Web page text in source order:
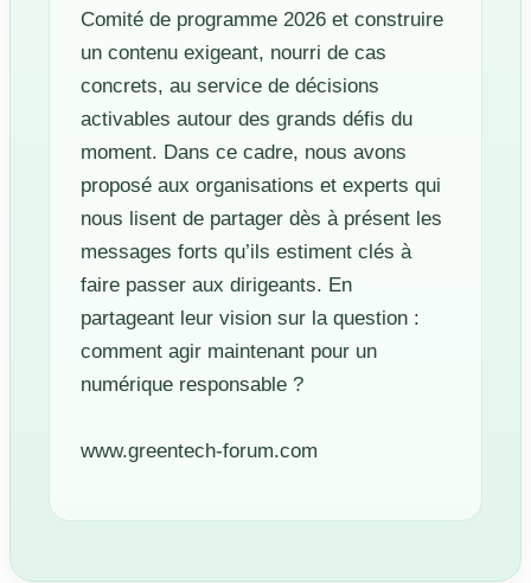
Comité de programme 2026 et construire
un contenu exigeant, nourri de cas
concrets, au service de décisions
activables autour des grands défis du
moment. Dans ce cadre, nous avons
proposé aux organisations et experts qui
nous lisent de partager dès à présent les
messages forts qu’ils estiment clés à
faire passer aux dirigeants. En
partageant leur vision sur la question :
comment agir maintenant pour un
numérique responsable ?
www.greentech-forum.com